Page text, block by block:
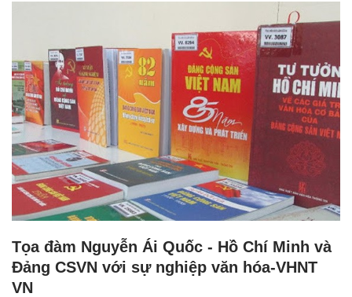
Tọa đàm Nguyễn Ái Quốc - Hồ Chí Minh và
Đảng CSVN với sự nghiệp văn hóa-VHNT
VN